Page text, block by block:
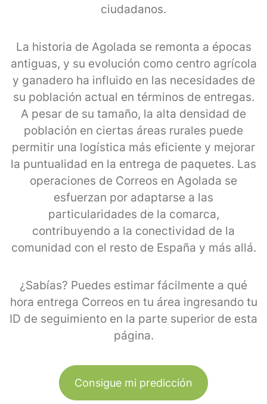
ciudadanos.
La historia de Agolada se remonta a épocas
antiguas, y su evolución como centro agrícola
y ganadero ha influido en las necesidades de
su población actual en términos de entregas.
A pesar de su tamaño, la alta densidad de
población en ciertas áreas rurales puede
permitir una logística más eficiente y mejorar
la puntualidad en la entrega de paquetes. Las
operaciones de Correos en Agolada se
esfuerzan por adaptarse a las
particularidades de la comarca,
contribuyendo a la conectividad de la
comunidad con el resto de España y más allá.
¿Sabías? Puedes estimar fácilmente a qué
hora entrega Correos en tu área ingresando tu
ID de seguimiento en la parte superior de esta
página.
Consigue mi predicción